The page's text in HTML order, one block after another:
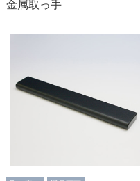
金属取っ手